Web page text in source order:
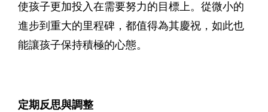
使孩子更加投入在需要努力的目標上。從微小的
進步到重大的里程碑，都值得為其慶祝，如此也
能讓孩子保持積極的心態。
定期反思與調整